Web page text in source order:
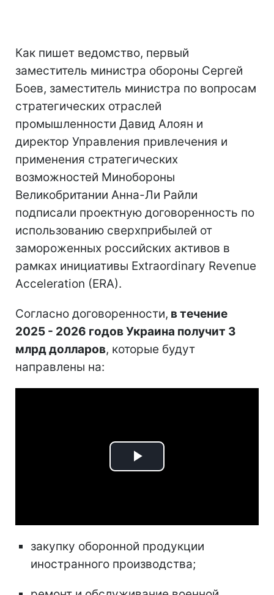
Как пишет ведомство, первый
заместитель министра обороны Сергей
Боев, заместитель министра по вопросам
стратегических отраслей
промышленности Давид Алоян и
директор Управления привлечения и
применения стратегических
возможностей Минобороны
Великобритании Анна-Ли Райли
подписали проектную договоренность по
использованию сверхприбылей от
замороженных российских активов в
рамках инициативы Extraordinary Revenue
Acceleration (ERA).
Согласно договоренности, в течение
2025 - 2026 годов Украина получит 3
млрд долларов, которые будут
направлены на:
Play
закупку оборонной продукции
иностранного производства;